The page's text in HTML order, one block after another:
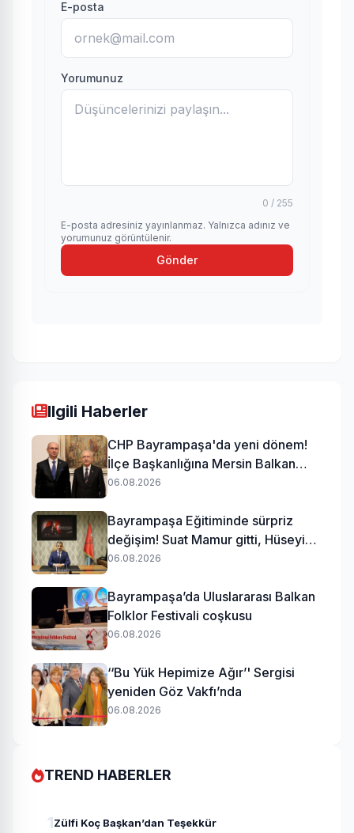
E-posta
Yorumunuz
0 / 255
E-posta adresiniz yayınlanmaz. Yalnızca adınız ve
yorumunuz görüntülenir.
Gönder
Ilgili Haberler
CHP Bayrampaşa'da yeni dönem!
İlçe Başkanlığına Mersin Balkan
atandı
06.08.2026
Bayrampaşa Eğitiminde sürpriz
değişim! Suat Mamur gitti, Hüseyin
Aydın geldi
06.08.2026
Bayrampaşa’da Uluslararası Balkan
Folklor Festivali coşkusu
06.08.2026
‘‘Bu Yük Hepimize Ağır’' Sergisi
yeniden Göz Vakfı’nda
06.08.2026
TREND HABERLER
1Zülfi Koç Başkan’dan Teşekkür